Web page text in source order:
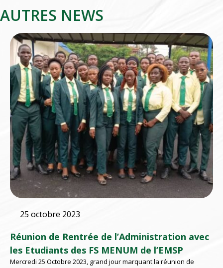
AUTRES NEWS
25 octobre 2023
Réunion de Rentrée de l’Administration avec
les Etudiants des FS MENUM de l’EMSP
Mercredi 25 Octobre 2023, grand jour marquant la réunion de